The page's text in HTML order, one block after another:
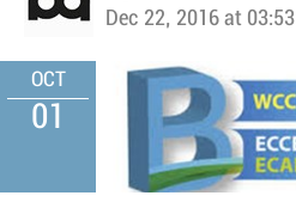
Dec 22, 2016 at 03:53
OCT
01